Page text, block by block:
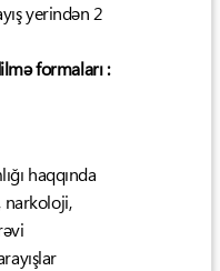
yerindən 2
formaları :
haqqında
narkoloji,